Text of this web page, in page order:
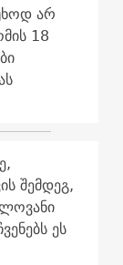
არ
18
შემდეგ,
ეს